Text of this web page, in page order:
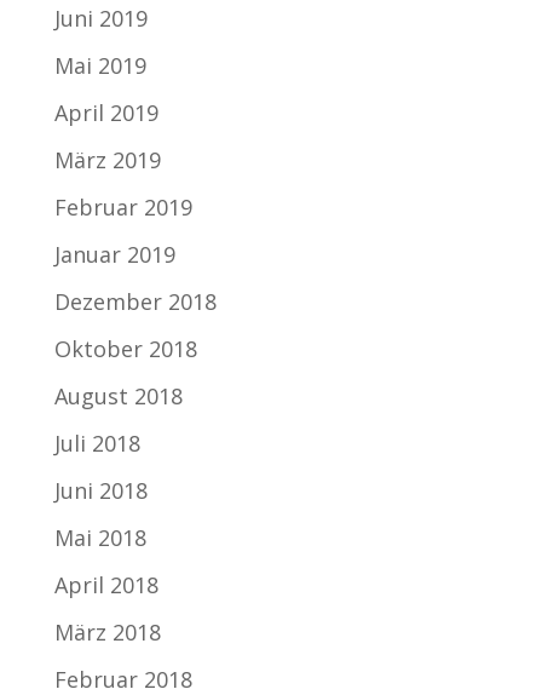
Juni 2019
Mai 2019
April 2019
März 2019
Februar 2019
Januar 2019
Dezember 2018
Oktober 2018
August 2018
Juli 2018
Juni 2018
Mai 2018
April 2018
März 2018
Februar 2018